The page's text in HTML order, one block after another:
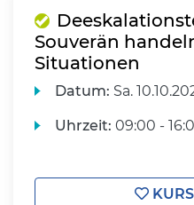
Souverän
Situationen
Datum: Sa.
Uhrzeit: 09:00 -